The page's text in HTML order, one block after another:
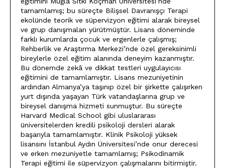
tamamlamış; bu süreçte Bilişsel Davranışçı Terapi
ekolünde teorik ve süpervizyon eğitimi alarak bireysel
ve grup danışmaları yürütmüştür. Lisans döneminde
farklı kurumlarda çocuk ve ergenlerle çalışmış;
Rehberlik ve Araştırma Merkezi’nde özel gereksinimli
bireylerle özel eğitim alanında deneyim kazanmıştır.
Bu dönemde zekâ ve dikkat testleri uygulayıcısı
eğitimini de tamamlamıştır. Lisans mezuniyetinin
ardından Almanya’ya taşınıp özel bir şirkette çalışırken
yurt dışında yaşayan Türk vatandaşlarına grup ve
bireysel danışma hizmeti sunmuştur. Bu süreçte
Harvard Medical School gibi uluslararası
üniversitelerden kredili psikoloji dersleri alarak
başarıyla tamamlamıştır. Klinik Psikoloji yüksek
lisansını İstanbul Aydın Üniversitesi’nde onur derecesi
ve erken mezuniyetle tamamlamış; Psikodinamik
Terapi eğitimi ile süpervizyon çalışmalarını bitirmiştir.